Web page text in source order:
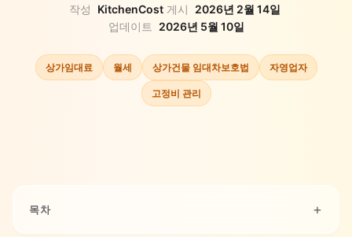
작성 KitchenCost· 게시 2026년 2월 14일
업데이트
2026년 5월 10일
상가임대료 월세 상가건물 임대차보호법 자영업자
고정비 관리
목차